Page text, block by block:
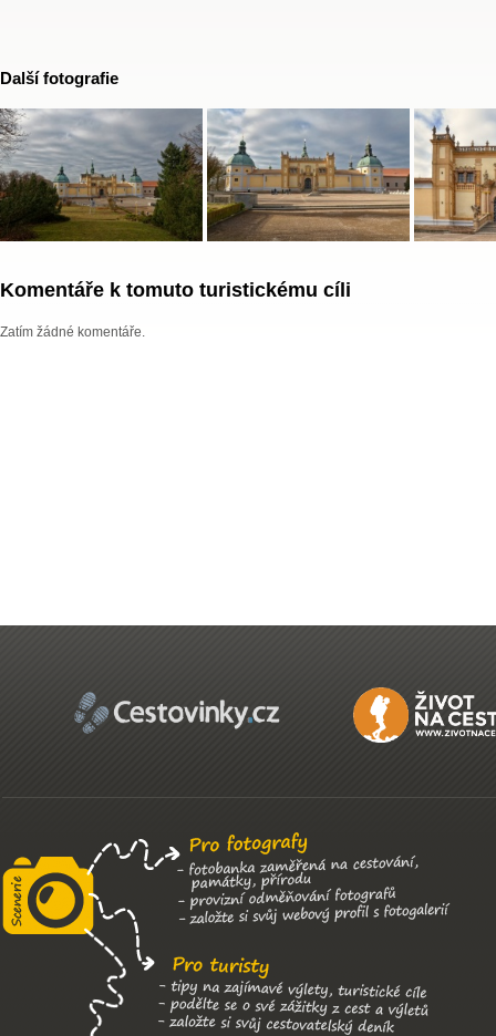
Další fotografie
Komentáře k tomuto turistickému cíli
Zatím žádné komentáře.